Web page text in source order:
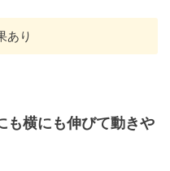
あり
も横にも伸びて動きや